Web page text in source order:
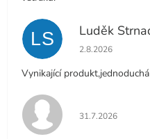
LS Luděk
Hodnocení
2.8.2026
Vynikající
Hodnocení
31.7.2026